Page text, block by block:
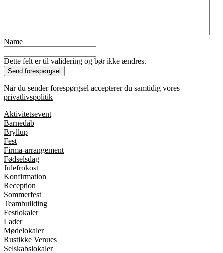
Name
Dette felt er til validering og bør ikke ændres.
Når du sender forespørgsel accepterer du samtidig vores
privatlivspolitik
Aktivitetsevent
Barnedåb
Bryllup
Fest
Firma-arrangement
Fødselsdag
Julefrokost
Konfirmation
Reception
Sommerfest
Teambuilding
Festlokaler
Lader
Mødelokaler
Rustikke Venues
Selskabslokaler